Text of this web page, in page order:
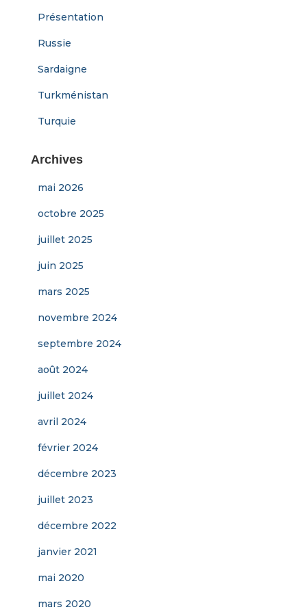
Présentation
Russie
Sardaigne
Turkménistan
Turquie
Archives
mai 2026
octobre 2025
juillet 2025
juin 2025
mars 2025
novembre 2024
septembre 2024
août 2024
juillet 2024
avril 2024
février 2024
décembre 2023
juillet 2023
décembre 2022
janvier 2021
mai 2020
mars 2020